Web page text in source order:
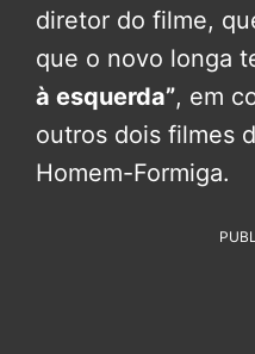
diretor do filme,
que o novo longa
à esquerda”, em
outros dois filmes
Homem-Formiga.